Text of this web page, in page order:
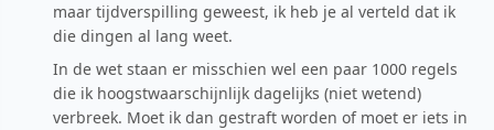
maar tijdverspilling geweest, ik heb je al verteld dat ik
die dingen al lang weet.
In de wet staan er misschien wel een paar 1000 regels
die ik hoogstwaarschijnlijk dagelijks (niet wetend)
verbreek. Moet ik dan gestraft worden of moet er iets in